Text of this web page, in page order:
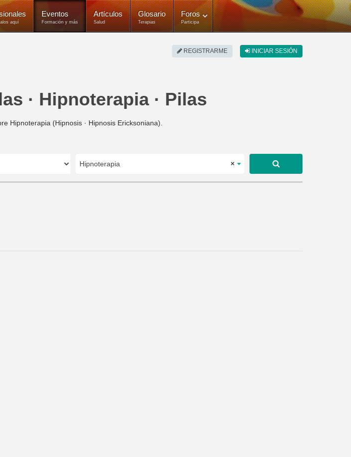
aquí
Eventos
Formación y más
Artículos
Salud
Glosario
Terapias
Foros
Participa
REGISTRARME INICIAR SESIÓN
· Hipnoterapia · Pilas
Hipnoterapia (Hipnosis · Hipnosis Ericksoniana).
×
Hipnoterapia